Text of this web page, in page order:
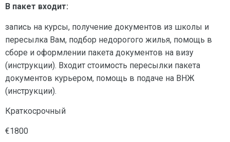
В пакет входит:
запись на курсы, получение документов из школы и
пересылка Вам, подбор недорогого жилья, помощь в
сборе и оформлении пакета документов на визу
(инструкции). Входит стоимость пересылки пакета
документов курьером, помощь в подаче на ВНЖ
(инструкции).
Краткосрочный
€1800